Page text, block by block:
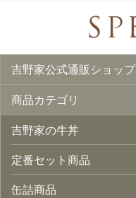
吉野家公式通販ショップ
商品カテゴリ
吉野家の牛丼
定番セット商品
缶詰商品